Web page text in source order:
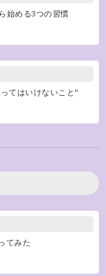
始める3つの習慣
てはいけないこと”
てみた